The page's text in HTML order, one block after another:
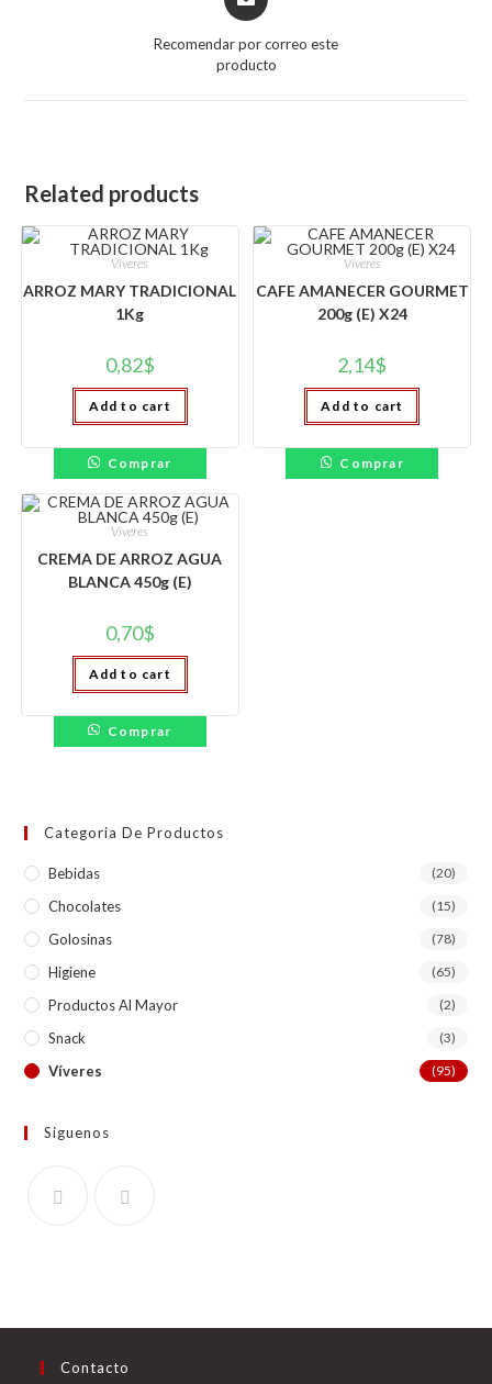
in
new
Recomendar por correo este
producto
Related products
Víveres
ARROZ MARY TRADICIONAL
1Kg
0,82$
Add to cart
Comprar
Víveres
CAFE AMANECER GOURMET
200g (E) X24
2,14$
Add to cart
Comprar
Víveres
CREMA DE ARROZ AGUA
BLANCA 450g (E)
0,70$
Add to cart
Comprar
Categoria De Productos
Bebidas (20)
Chocolates (15)
Golosinas (78)
Higiene (65)
Productos Al Mayor (2)
Snack (3)
Víveres (95)
Siguenos
Contacto